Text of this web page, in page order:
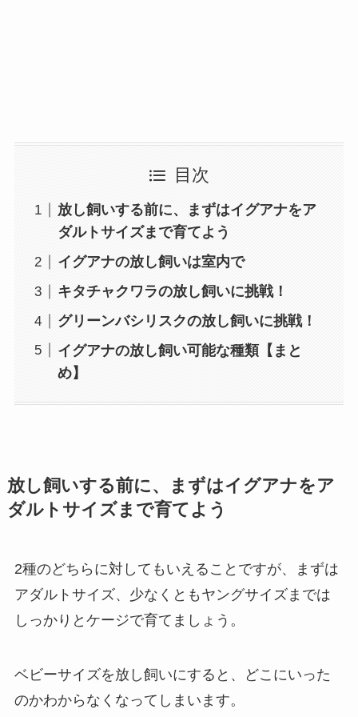
目次
放し飼いする前に、まずはイグアナをア
ダルトサイズまで育てよう
イグアナの放し飼いは室内で
キタチャクワラの放し飼いに挑戦！
グリーンバシリスクの放し飼いに挑戦！
イグアナの放し飼い可能な種類【まと
め】
放し飼いする前に、まずはイグアナをア
ダルトサイズまで育てよう
2種のどちらに対してもいえることですが、まずは
アダルトサイズ、少なくともヤングサイズまでは
しっかりとケージで育てましょう。
ベビーサイズを放し飼いにすると、どこにいった
のかわからなくなってしまいます。